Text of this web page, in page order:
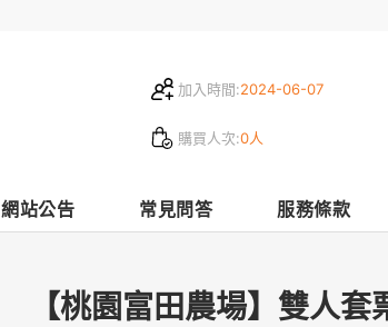
加入時間:2024-06-07
購買人次:0人
網站公告 常見問答 服務條款
【桃園富田農場】雙人套